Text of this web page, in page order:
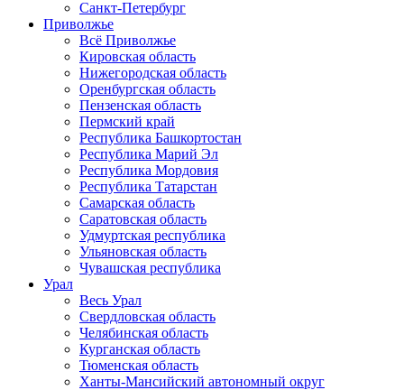
Санкт-Петербург
Приволжье
Всё Приволжье
Кировская область
Нижегородская область
Оренбургская область
Пензенская область
Пермский край
Республика Башкортостан
Республика Марий Эл
Республика Мордовия
Республика Татарстан
Самарская область
Саратовская область
Удмуртская республика
Ульяновская область
Чувашская республика
Урал
Весь Урал
Свердловская область
Челябинская область
Курганская область
Тюменская область
Ханты-Мансийский автономный округ